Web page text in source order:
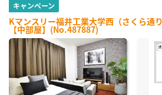
キャンペーン
Kマンスリー福井工業大学西（さくら通
【中部屋】(No.487887)